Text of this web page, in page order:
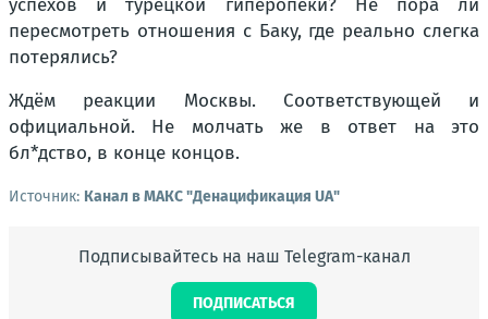
пересмотреть отношения с Баку, где реально слегка
потерялись?
Ждём реакции Москвы. Соответствующей и
официальной. Не молчать же в ответ на это
бл*дство, в конце концов.
Источник: Канал в МАКС "Денацификация UA"
Подписывайтесь на наш Telegram-канал
ПОДПИСАТЬСЯ